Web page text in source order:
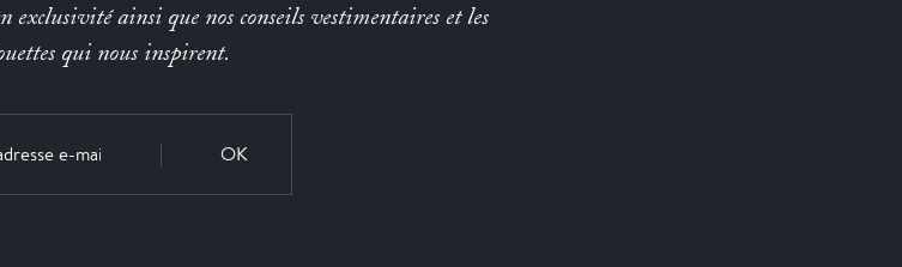
exclusivité ainsi que nos conseils vestimentaires et les
qui nous inspirent.
OK